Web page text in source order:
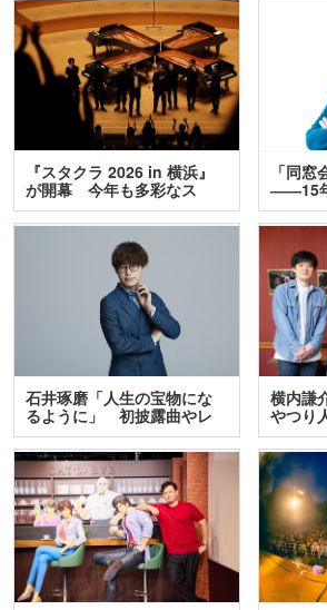
『スタクラ 2026 in 横浜』
が開幕 今年も多彩なス
テ…
「同窓
――15
石井琢磨「人生の宝物にな
るように」 初披露曲やレ
ア…
横内謙
やつり
人…